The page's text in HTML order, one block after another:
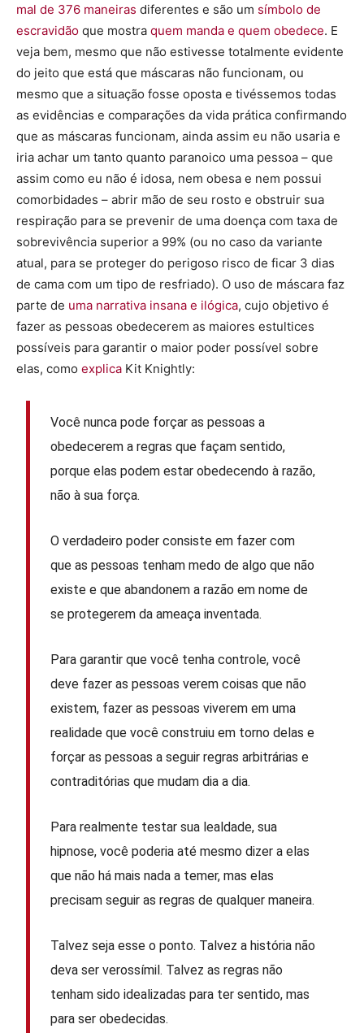
mal de 376 maneiras diferentes e são um símbolo de
escravidão que mostra quem manda e quem obedece. E
veja bem, mesmo que não estivesse totalmente evidente
do jeito que está que máscaras não funcionam, ou
mesmo que a situação fosse oposta e tivéssemos todas
as evidências e comparações da vida prática confirmando
que as máscaras funcionam, ainda assim eu não usaria e
iria achar um tanto quanto paranoico uma pessoa – que
assim como eu não é idosa, nem obesa e nem possui
comorbidades – abrir mão de seu rosto e obstruir sua
respiração para se prevenir de uma doença com taxa de
sobrevivência superior a 99% (ou no caso da variante
atual, para se proteger do perigoso risco de ficar 3 dias
de cama com um tipo de resfriado). O uso de máscara faz
parte de uma narrativa insana e ilógica, cujo objetivo é
fazer as pessoas obedecerem as maiores estultices
possíveis para garantir o maior poder possível sobre
elas, como explica Kit Knightly:
Você nunca pode forçar as pessoas a
obedecerem a regras que façam sentido,
porque elas podem estar obedecendo à razão,
não à sua força.
O verdadeiro poder consiste em fazer com
que as pessoas tenham medo de algo que não
existe e que abandonem a razão em nome de
se protegerem da ameaça inventada.
Para garantir que você tenha controle, você
deve fazer as pessoas verem coisas que não
existem, fazer as pessoas viverem em uma
realidade que você construiu em torno delas e
forçar as pessoas a seguir regras arbitrárias e
contraditórias que mudam dia a dia.
Para realmente testar sua lealdade, sua
hipnose, você poderia até mesmo dizer a elas
que não há mais nada a temer, mas elas
precisam seguir as regras de qualquer maneira.
Talvez seja esse o ponto. Talvez a história não
deva ser verossímil. Talvez as regras não
tenham sido idealizadas para ter sentido, mas
para ser obedecidas.